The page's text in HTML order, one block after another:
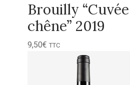
Brouilly
chêne” 2019
9,50€ TTC